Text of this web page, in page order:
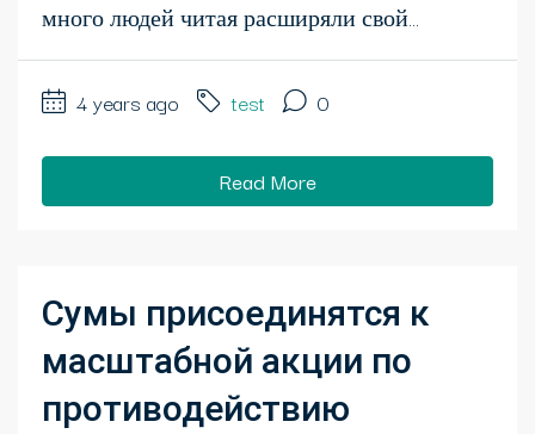
много людей читая расширяли свой...
4 years ago test 0
Read More
Сумы присоединятся к
масштабной акции по
противодействию